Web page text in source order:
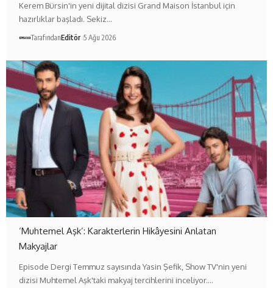
Kerem Bürsin'in yeni dijital dizisi Grand Maison İstanbul için
hazırlıklar başladı. Sekiz…
TarafındanEditör 5 Ağu 2026
‘Muhtemel Aşk’: Karakterlerin Hikâyesini Anlatan
Makyajlar
Episode Dergi Temmuz sayısında Yasin Şefik, Show TV'nin yeni
dizisi Muhtemel Aşk'taki makyaj tercihlerini inceliyor.…